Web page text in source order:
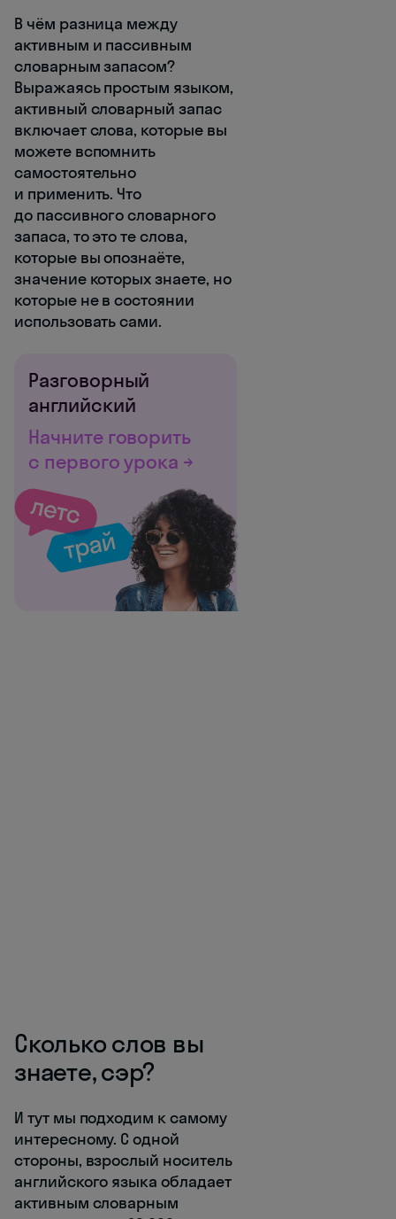
В чём разница между
активным и пассивным
словарным запасом?
Выражаясь простым языком,
активный словарный запас
включает слова, которые вы
можете вспомнить
самостоятельно
и применить. Что
до пассивного словарного
запаса, то это те слова,
которые вы опознаёте,
значение которых знаете, но
которые не в состоянии
использовать сами.
Разговорный
английский
Начните говорить
с первого урока →
Сколько слов вы
знаете, сэр?
И тут мы подходим к самому
интересному. С одной
стороны, взрослый носитель
английского языка обладает
активным словарным